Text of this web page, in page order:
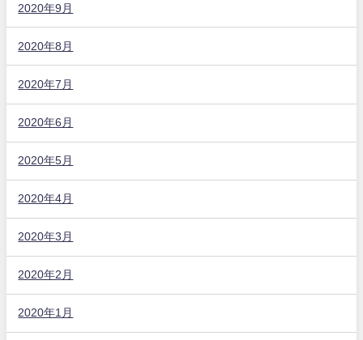
2020年9月
2020年8月
2020年7月
2020年6月
2020年5月
2020年4月
2020年3月
2020年2月
2020年1月